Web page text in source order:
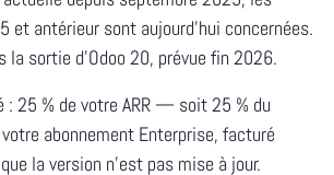
et antérieur sont aujourd'hui concernées.
la sortie d'Odoo 20, prévue fin 2026.
: 25 % de votre ARR — soit 25 % du
abonnement Enterprise, facturé
la version n'est pas mise à jour.